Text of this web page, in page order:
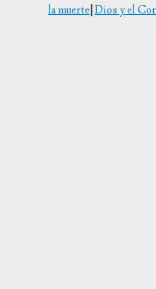
la muerte Dios y el